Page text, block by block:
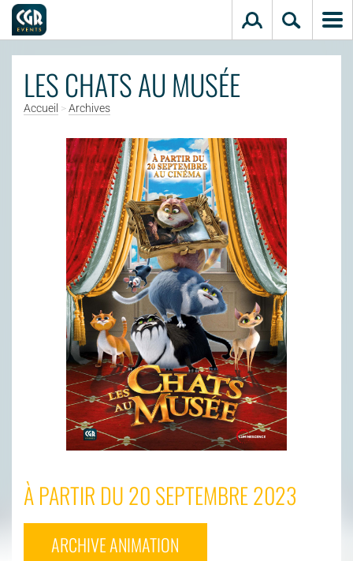
LES CHATS AU MUSÉE
Accueil >Archives
À PARTIR DU 20 SEPTEMBRE 2023
ARCHIVE ANIMATION